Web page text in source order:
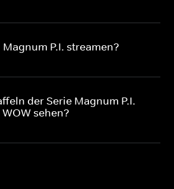
P.I. streamen?
der Serie Magnum P.I.
sehen?